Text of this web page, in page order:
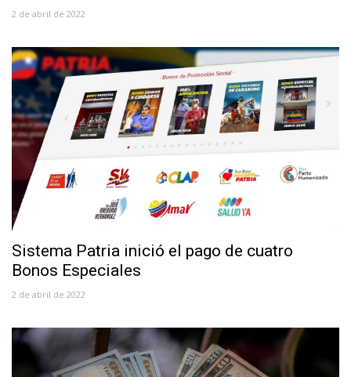
2 de abril de 2022
Sistema Patria inició el pago de cuatro
Bonos Especiales
2 de abril de 2022